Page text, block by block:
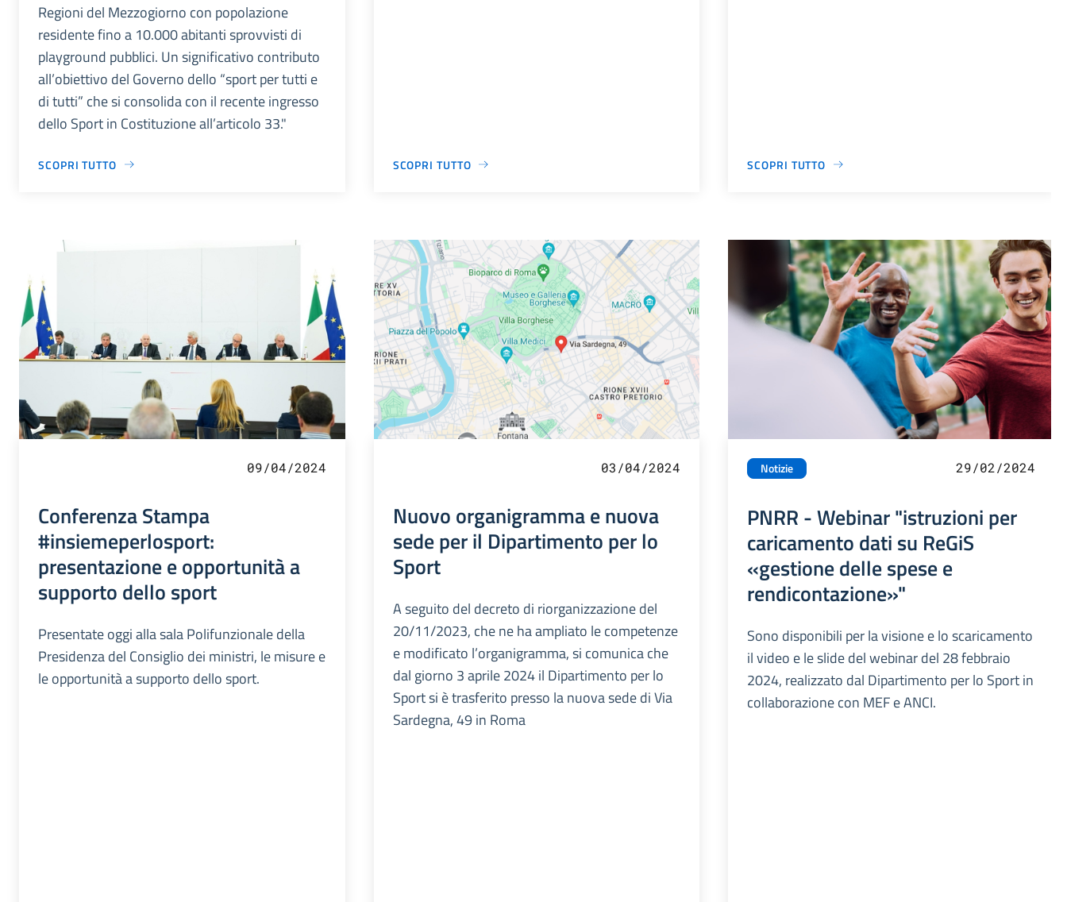
Regioni del Mezzogiorno con popolazione
residente fino a 10.000 abitanti sprovvisti di
playground pubblici. Un significativo contributo
all’obiettivo del Governo dello “sport per tutti e
di tutti” che si consolida con il recente ingresso
dello Sport in Costituzione all’articolo 33."
SCOPRI TUTTO SCOPRI TUTTO SCOPRI TUTTO
09/04/2024
Conferenza Stampa
#insiemeperlosport:
presentazione e opportunità a
supporto dello sport
Presentate oggi alla sala Polifunzionale della
Presidenza del Consiglio dei ministri, le misure e
le opportunità a supporto dello sport.
03/04/2024
Nuovo organigramma e nuova
sede per il Dipartimento per lo
Sport
A seguito del decreto di riorganizzazione del
20/11/2023, che ne ha ampliato le competenze
e modificato l’organigramma, si comunica che
dal giorno 3 aprile 2024 il Dipartimento per lo
Sport si è trasferito presso la nuova sede di Via
Sardegna, 49 in Roma
Notizie 29/02/2024
PNRR - Webinar "istruzioni per
caricamento dati su ReGiS
«gestione delle spese e
rendicontazione»"
Sono disponibili per la visione e lo scaricamento
il video e le slide del webinar del 28 febbraio
2024, realizzato dal Dipartimento per lo Sport in
collaborazione con MEF e ANCI.